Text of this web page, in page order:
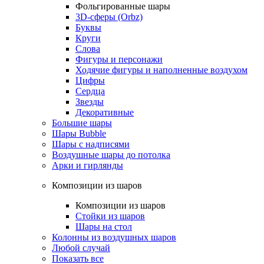
Фольгированные шары
3D-сферы (Orbz)
Буквы
Круги
Слова
Фигуры и персонажи
Ходячие фигуры и наполненные воздухом
Цифры
Сердца
Звезды
Декоративные
Большие шары
Шары Bubble
Шары с надписями
Воздушные шары до потолка
Арки и гирлянды
Композиции из шаров
Композиции из шаров
Стойки из шаров
Шары на стол
Колонны из воздушных шаров
Любой случай
Показать все